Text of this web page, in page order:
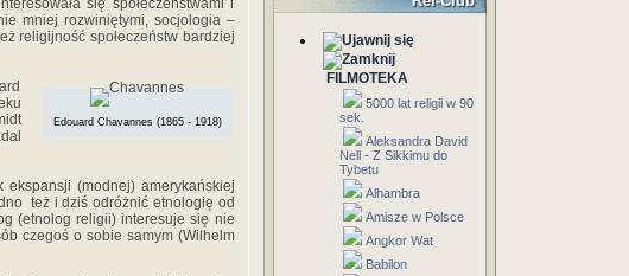
się społeczeństwami i
mniej rozwiniętymi, socjologia –
religijność społeczeństw bardziej
Edouard Chavannes (1865 - 1918)
ekspansji (modnej) amerykańskiej
też i dziś odróżnić etnologię od
(etnolog religii) interesuje się nie
czegoś o sobie samym (Wilhelm
FILMOTEKA
5000 lat religii w 90
sek.
Aleksandra David
Nell - Z Sikkimu do
Tybetu
Alhambra
Amisze w Polsce
Angkor Wat
Babilon